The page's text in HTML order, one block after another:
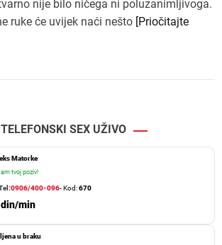
nije bilo ničega ni poluzanimljivoga.
ruke će uvijek naći nešto [Priočitajte
TELEFONSKI SEX UŽIVO
Matorke
tvoj poziv!
0906/400-096- Kod:670
din/min
u braku